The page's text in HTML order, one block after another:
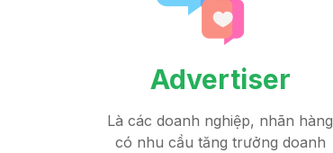
Advertiser
Là các doanh nghiệp, nhãn hàng
có nhu cầu tăng trưởng doanh